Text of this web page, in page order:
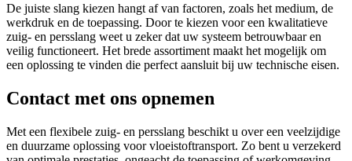
De juiste slang kiezen hangt af van factoren, zoals het medium, de
werkdruk en de toepassing. Door te kiezen voor een kwalitatieve
zuig- en persslang weet u zeker dat uw systeem betrouwbaar en
veilig functioneert. Het brede assortiment maakt het mogelijk om
een oplossing te vinden die perfect aansluit bij uw technische eisen.
Contact met ons opnemen
Met een flexibele zuig- en persslang beschikt u over een veelzijdige
en duurzame oplossing voor vloeistoftransport. Zo bent u verzekerd